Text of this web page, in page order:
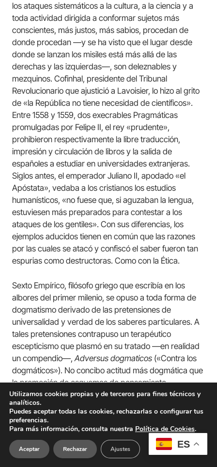
los ataques sistemáticos a la cultura, a la ciencia y a
toda actividad dirigida a conformar sujetos más
conscientes, más justos, más sabios, procedan de
donde procedan —y se ha visto que el lugar desde
donde se lanzan los misiles está más allá de las
derechas y las izquierdas—, son deleznables y
mezquinos. Cofinhal, presidente del Tribunal
Revolucionario que ajustició a Lavoisier, lo hizo al grito
de «la República no tiene necesidad de científicos».
Entre 1558 y 1559, dos execrables Pragmáticas
promulgadas por Felipe II, el rey «prudente»,
prohibieron respectivamente la libre traducción,
impresión y circulación de libros y la salida de
españoles a estudiar en universidades extranjeras.
Siglos antes, el emperador Juliano II, apodado «el
Apóstata», vedaba a los cristianos los estudios
humanísticos, «no fuese que, si aguzaban la lengua,
estuviesen más preparados para contestar a los
ataques de los gentiles». Con sus diferencias, los
ejemplos aducidos tienen en común que las razones
por las cuales se atacó y confiscó el saber fueron tan
espurias como destructoras. Como con la Ética.
Sexto Empírico, filósofo griego que escribía en los
albores del primer milenio, se opuso a toda forma de
dogmatismo derivado de las pretensiones de
universalidad y verdad de los saberes particulares. A
tales pretensiones contrapuso un terapéutico
escepticismo que plasmó en su tratado —en realidad
un compendio—,Adversus dogmaticos («Contra los
dogmáticos»). No concibo actitud más dogmática que
la promoción de esquemas de pensamiento
unidimensionales, derivados de la racionalidad
económica y tecnológica. Prefiero un pensar bullicioso,
nebuloso y repleto de dudas, que tenga como objeto
al ser humano en toda su complejidad, a la certeza
ingenua del creyente iluminado, el revolucionario
abducido, el camarada fanático o el experto
ES
Utilizamos cookies propias y de terceros para fines técnicos y
analíticos.
Puedes aceptar todas las cookies, rechazarlas o configurar tus
preferencias.
Para más información, consulta nuestra Política de Cookies.
Aceptar Rechazar Ajustes